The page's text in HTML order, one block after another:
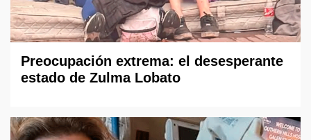
Preocupación extrema: el desesperante
estado de Zulma Lobato